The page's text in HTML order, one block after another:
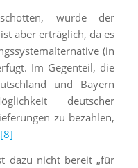
würde der
aber erträglich, da es
(in
Im Gegenteil, die
und Bayern
deutscher
zu bezahlen,
[8]
dazu nicht bereit „für